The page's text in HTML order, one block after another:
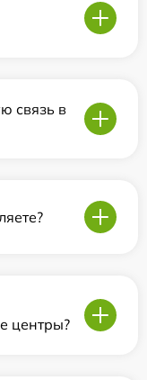
связь в
центры?